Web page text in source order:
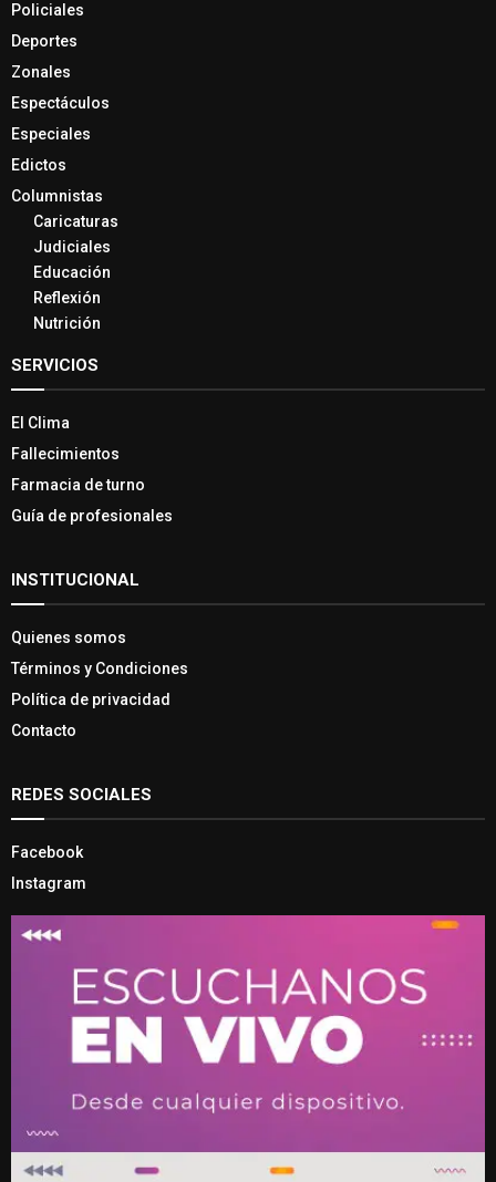
Policiales
Deportes
Zonales
Espectáculos
Especiales
Edictos
Columnistas
Caricaturas
Judiciales
Educación
Reflexión
Nutrición
SERVICIOS
El Clima
Fallecimientos
Farmacia de turno
Guía de profesionales
INSTITUCIONAL
Quienes somos
Términos y Condiciones
Política de privacidad
Contacto
REDES SOCIALES
Facebook
Instagram